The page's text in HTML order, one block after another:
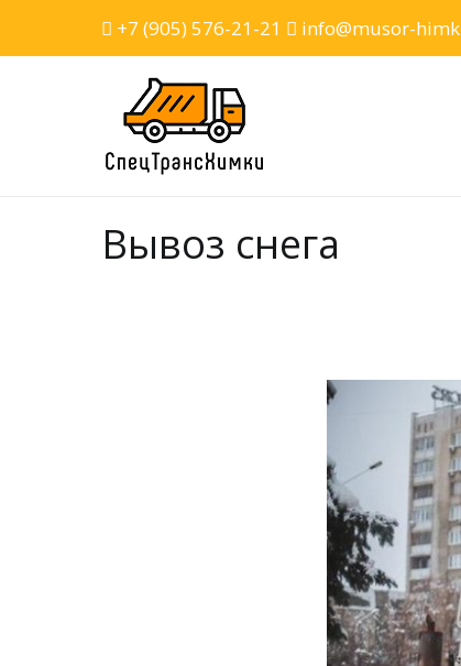
к
+7 (905) 576-21-21 info@musor-
СпецТрансХимки —
Вывоз снега